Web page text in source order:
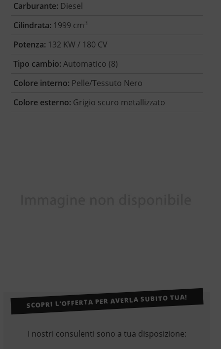
Carburante: Diesel
Cilindrata: 1999 cm3
Potenza: 132 KW / 180 CV
Tipo cambio: Automatico (8)
Colore interno: Pelle/Tessuto Nero
Colore esterno: Grigio scuro metallizzato
SCOPRI L’OFFERTA PER AVERLA SUBITO TUA!
I nostri consulenti sono a tua disposizione: